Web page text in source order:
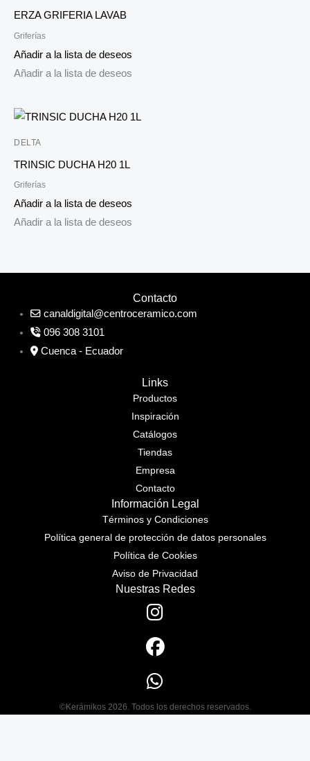
ERZA GRIFERIA LAVAB
Griferías
Añadir a la lista de deseos
Añadir a la lista de deseos
DELTA
TRINSIC DUCHA H20 1L
Griferías
Añadir a la lista de deseos
Añadir a la lista de deseos
Contacto
canaldigital@centroceramico.com
096 308 3101
Cuenca - Ecuador
Links
Productos
Inspiración
Catálogos
Tiendas
Empresa
Contacto
Información Legal
Términos y Condiciones
Política general de protección de datos personales
Política de Cookies
Aviso de Privacidad
Nuestras Redes
©Kerámikos 2026. Todos los derechos reservados.